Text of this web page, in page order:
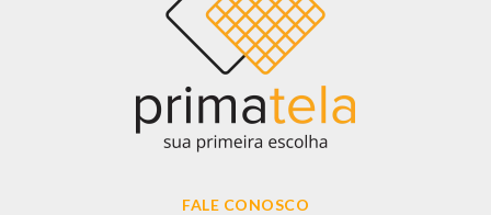
FALE CONOSCO